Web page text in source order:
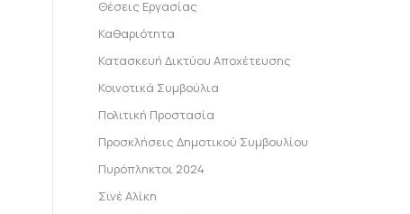
Θέσεις Εργασίας
Καθαριότητα
Κατασκευή Δικτύου Αποχέτευσης
Κοινοτικά Συμβούλια
Πολιτική Προστασία
Προσκλήσεις Δημοτικού Συμβουλίου
Πυρόπληκτοι 2024
Σινέ Αλίκη